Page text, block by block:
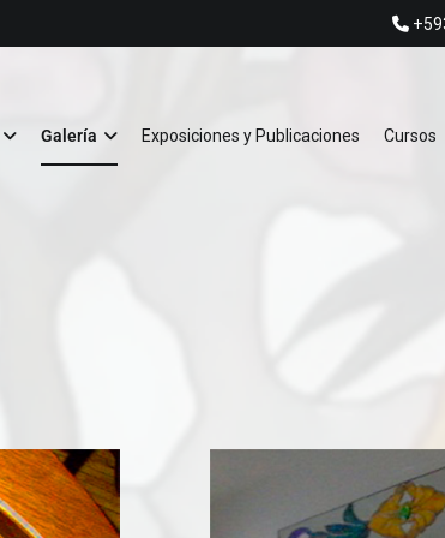
Galería Exposiciones y Publicaciones Cursos